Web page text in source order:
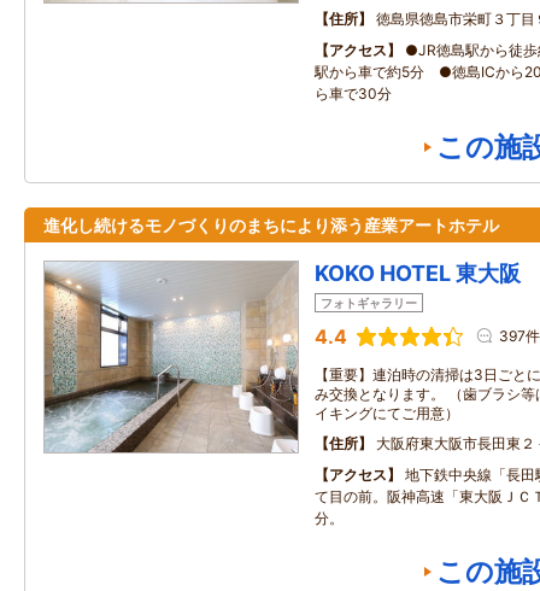
住所
徳島県徳島市栄町３丁目
アクセス
●JR徳島駅から徒
駅から車で約5分 ●徳島ICから
ら車で30分
この施
進化し続けるモノづくりのまちにより添う産業アートホテル
KOKO HOTEL 東大阪
フォトギャラリー
4.4 397件
【重要】連泊時の清掃は3日ごと
み交換となります。 （歯ブラシ
イキングにてご用意）
住所
大阪府東大阪市長田東２
アクセス
地下鉄中央線「長
て目の前。阪神高速「東大阪ＪＣ
分。
この施